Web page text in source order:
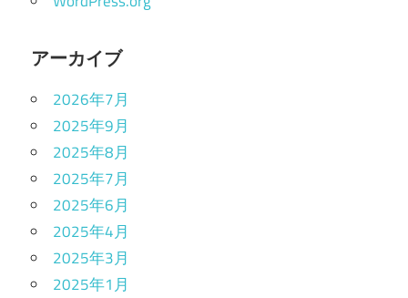
アーカイブ
2026年7月
2025年9月
2025年8月
2025年7月
2025年6月
2025年4月
2025年3月
2025年1月